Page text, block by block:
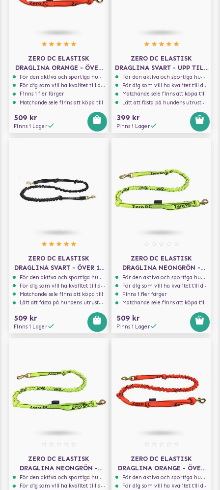
ZERO DC ELASTISK
DRAGLINA ORANGE - ÖVER
10 KG - 2.7 M
För den aktiva och sportiga hunden
För dig som vill ha kvalitet till din hund!
Finns i fler färger
Matchande sele finns att köpa till
509 kr
Finns i Lager
ZERO DC ELASTISK
DRAGLINA SVART - UPP TILL
10 KG - 2.7 M
För den aktiva och sportiga hunden
För dig som vill ha kvalitet till din hund!
Matchande sele finns att köpa till
Lätt att fästa på hundens utrustning
399 kr
Finns i Lager
ZERO DC ELASTISK
DRAGLINA SVART - ÖVER 10
KG - 2.7 M
För den aktiva och sportiga hunden
För dig som vill ha kvalitet till din hund!
Matchande sele finns att köpa till
Lätt att fästa på hundens utrustning
509 kr
Finns i Lager
ZERO DC ELASTISK
DRAGLINA NEONGRÖN -
ÖVER 10 KG - 1.9 M
För den aktiva och sportiga hunden
För dig som vill ha kvalitet till din hund!
Finns i fler färger
Matchande sele finns att köpa till
509 kr
Finns i Lager
ZERO DC ELASTISK
DRAGLINA NEONGRÖN -
ÖVER 10 KG - 2.7 M
För den aktiva och sportiga hunden
För dig som vill ha kvalitet till din hund!
ZERO DC ELASTISK
DRAGLINA ORANGE - ÖVER
10 KG - 1.9 M
För den aktiva och sportiga hunden
För dig som vill ha kvalitet till din hund!